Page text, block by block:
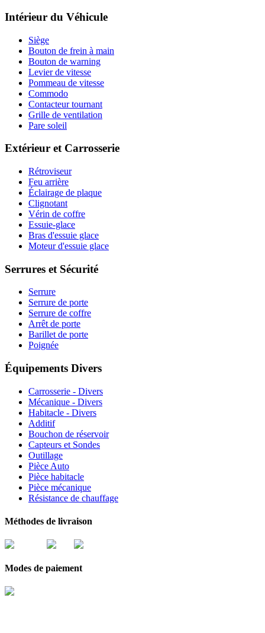
Intérieur du Véhicule
Siège
Bouton de frein à main
Bouton de warning
Levier de vitesse
Pommeau de vitesse
Commodo
Contacteur tournant
Grille de ventilation
Pare soleil
Extérieur et Carrosserie
Rétroviseur
Feu arrière
Éclairage de plaque
Clignotant
Vérin de coffre
Essuie-glace
Bras d'essuie glace
Moteur d'essuie glace
Serrures et Sécurité
Serrure
Serrure de porte
Serrure de coffre
Arrêt de porte
Barillet de porte
Poignée
Équipements Divers
Carrosserie - Divers
Mécanique - Divers
Habitacle - Divers
Additif
Bouchon de réservoir
Capteurs et Sondes
Outillage
Pièce Auto
Pièce habitacle
Pièce mécanique
Résistance de chauffage
Méthodes de livraison
Modes de paiement